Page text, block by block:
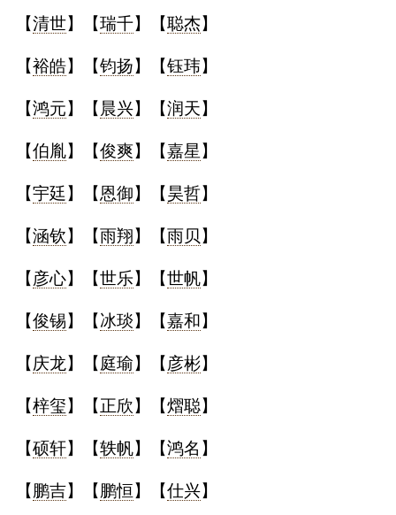
字
典
宝
名
生
大
【清世】【瑞千】【聪杰】
【裕皓】【钧扬】【钰玮】
【鸿元】【 晨兴】【润天】
【伯胤】【俊爽】【嘉星 】
【宇廷 】【恩御】【昊哲】
【涵钦】【雨翔】【雨贝 】
【 彦心】【世乐】【世帆】
【俊锡】【冰琰】【嘉和】
【庆龙】【 庭瑜】【 彦彬】
【梓玺】【正欣】【熠聪】
【硕轩】【轶帆】【鸿名 】
【鹏吉】【鹏恒】【仕兴】